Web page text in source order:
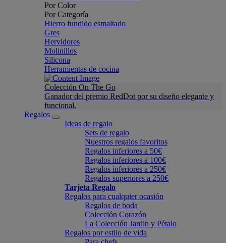
Por Color
Por Categoría
Hierro fundido esmaltado
Gres
Hervidores
Molinillos
Silicona
Herramientas de cocina
Colección On The Go
Ganador del premio RedDot por su diseño elegante y
funcional.
Regalos
Ideas de regalo
Sets de regalo
Nuestros regalos favoritos
Regalos inferiores a 50€
Regalos inferiores a 100€
Regalos inferiores a 250€
Regalos superiores a 250€
Tarjeta Regalo
Regalos para cualquier ocasión
Regalos de boda
Colección Corazón
La Colección Jardin y Pétalo
Regalos por estilo de vida